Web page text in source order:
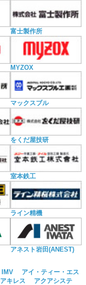
富士製作所
MYZOX
マックスブル
をくだ屋技研
室本鉄工
ライン精機
アネスト岩田(ANEST)
IMV
アイ・ティー・エス
アキレス
アクアシステ